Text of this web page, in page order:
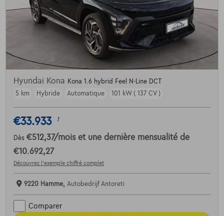
Hyundai Kona Kona 1.6 hybrid Feel N-Line DCT
5 km
Hybride Automatique 101 kW ( 137 CV )
€33.933 1
Dès €512,37/mois et une dernière mensualité de
€10.692,27
Découvrez l’exemple chiffré complet
9220 Hamme, Autobedrijf Antoreti
Comparer